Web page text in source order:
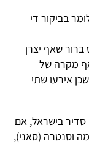
בביקור די
ברור שאף יצרן
אף מקרה של
אירעו שתי
סדיר בישראל, אם
וסנטרה (סאני),